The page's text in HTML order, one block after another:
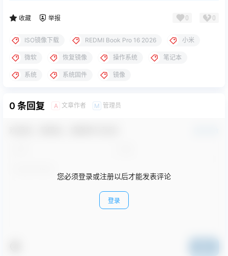
收藏 举报 0 0
ISO镜像下载 REDMI Book Pro 16 2026 小米
微软 恢复镜像 操作系统 笔记本
系统 系统固件 镜像
0 条回复 A 文章作者 M 管理员
您必须登录或注册以后才能发表评论
登录